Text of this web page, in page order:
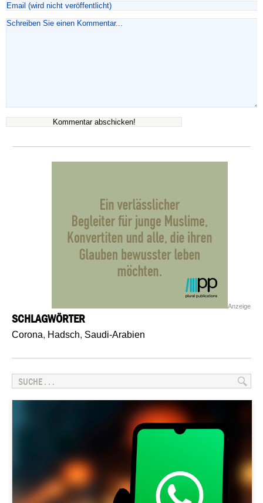
Anzeige
SCHLAGWÖRTER
Corona, Hadsch, Saudi-Arabien